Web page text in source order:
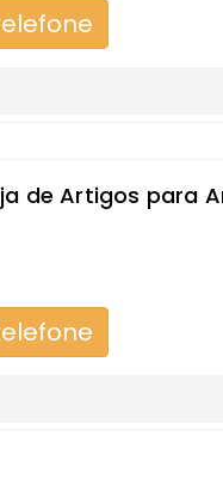
de Artigos para